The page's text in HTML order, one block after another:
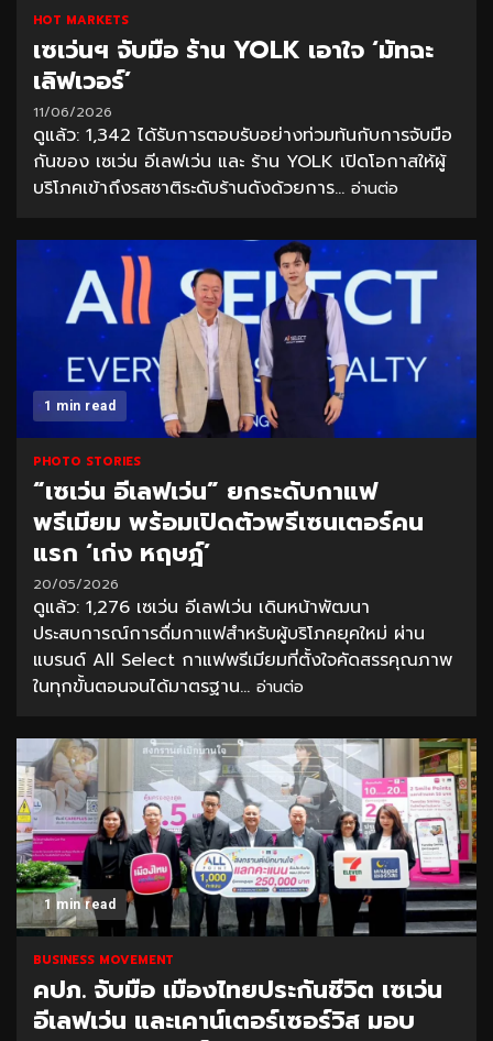
HOT MARKETS
เซเว่นฯ จับมือ ร้าน YOLK เอาใจ ‘มัทฉะ
เลิฟเวอร์’
11/06/2026
ดูแล้ว: 1,342 ได้รับการตอบรับอย่างท่วมท้นกับการจับมือ
กันของ เซเว่น อีเลฟเว่น และ ร้าน YOLK เปิดโอกาสให้ผู้
บริโภคเข้าถึงรสชาติระดับร้านดังด้วยการ... อ่านต่อ
1 min read
PHOTO STORIES
“เซเว่น อีเลฟเว่น” ยกระดับกาแฟ
พรีเมียม พร้อมเปิดตัวพรีเซนเตอร์คน
แรก ‘เก่ง หฤษฎ์’
20/05/2026
ดูแล้ว: 1,276 เซเว่น อีเลฟเว่น เดินหน้าพัฒนา
ประสบการณ์การดื่มกาแฟสำหรับผู้บริโภคยุคใหม่ ผ่าน
แบรนด์ All Select กาแฟพรีเมียมที่ตั้งใจคัดสรรคุณภาพ
ในทุกขั้นตอนจนได้มาตรฐาน... อ่านต่อ
1 min read
BUSINESS MOVEMENT
คปภ. จับมือ เมืองไทยประกันชีวิต เซเว่น
อีเลฟเว่น และเคาน์เตอร์เซอร์วิส มอบ